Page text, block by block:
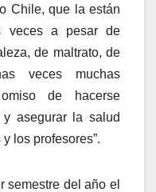
Chile, que la están
veces a pesar de
de maltrato, de
veces muchas
de hacerse
y asegurar la salud
los profesores”.
semestre del año el